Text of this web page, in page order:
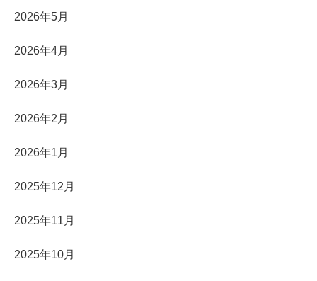
2026年5月
2026年4月
2026年3月
2026年2月
2026年1月
2025年12月
2025年11月
2025年10月